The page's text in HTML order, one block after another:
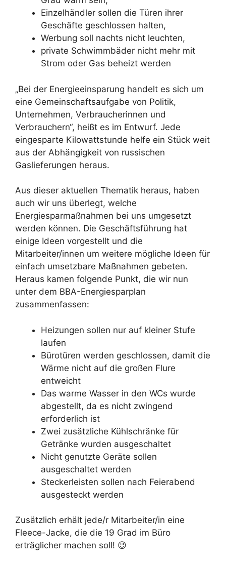
Einzelhändler sollen die Türen ihrer
Geschäfte geschlossen halten,
Werbung soll nachts nicht leuchten,
private Schwimmbäder nicht mehr mit
Strom oder Gas beheizt werden
„Bei der Energieeinsparung handelt es sich um
eine Gemeinschaftsaufgabe von Politik,
Unternehmen, Verbraucherinnen und
Verbrauchern“, heißt es im Entwurf. Jede
eingesparte Kilowattstunde helfe ein Stück weit
aus der Abhängigkeit von russischen
Gaslieferungen heraus.
Aus dieser aktuellen Thematik heraus, haben
auch wir uns überlegt, welche
Energiesparmaßnahmen bei uns umgesetzt
werden können. Die Geschäftsführung hat
einige Ideen vorgestellt und die
Mitarbeiter/innen um weitere mögliche Ideen für
einfach umsetzbare Maßnahmen gebeten.
Heraus kamen folgende Punkt, die wir nun
unter dem BBA-Energiesparplan
zusammenfassen:
Heizungen sollen nur auf kleiner Stufe
laufen
Bürotüren werden geschlossen, damit die
Wärme nicht auf die großen Flure
entweicht
Das warme Wasser in den WCs wurde
abgestellt, da es nicht zwingend
erforderlich ist
Zwei zusätzliche Kühlschränke für
Getränke wurden ausgeschaltet
Nicht genutzte Geräte sollen
ausgeschaltet werden
Steckerleisten sollen nach Feierabend
ausgesteckt werden
Zusätzlich erhält jede/r Mitarbeiter/in eine
Fleece-Jacke, die die 19 Grad im Büro
erträglicher machen soll! 😉